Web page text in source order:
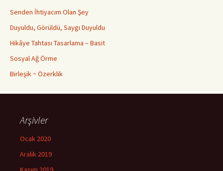
Senden İhtiyacım Olan Şey
Duyuldu, Görüldü, Saygı Duyuldu
Hikâye Tahtası Tasarlama – Basit
Sosyal Ağ Örme
Birleşik ~ Özerklik
Arşivler
Ocak 2020
Aralık 2019